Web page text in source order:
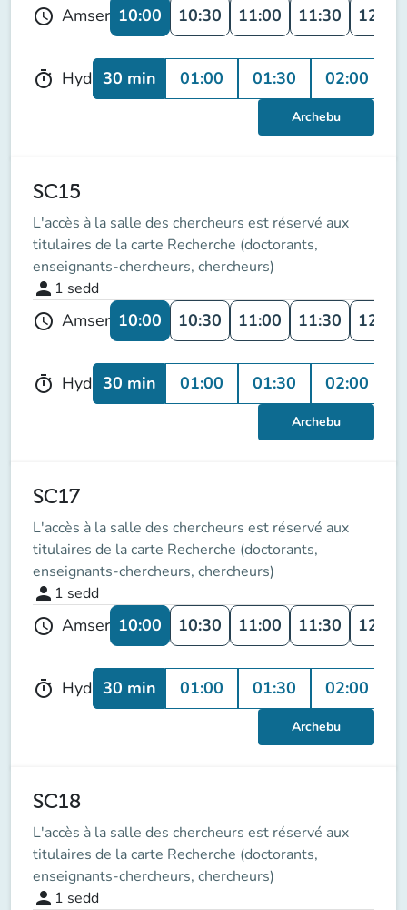
schedule Amser 10:00 10:30 11:00 11:30 12:00
timer Hyd 30 min 01:00 01:30 02:00
Archebu
SC15
L'accès à la salle des chercheurs est réservé aux
titulaires de la carte Recherche (doctorants,
enseignants-chercheurs, chercheurs)
person 1 sedd
schedule Amser 10:00 10:30 11:00 11:30 12:00
timer Hyd 30 min 01:00 01:30 02:00
Archebu
SC17
L'accès à la salle des chercheurs est réservé aux
titulaires de la carte Recherche (doctorants,
enseignants-chercheurs, chercheurs)
person 1 sedd
schedule Amser 10:00 10:30 11:00 11:30 12:00
timer Hyd 30 min 01:00 01:30 02:00
Archebu
SC18
L'accès à la salle des chercheurs est réservé aux
titulaires de la carte Recherche (doctorants,
enseignants-chercheurs, chercheurs)
person 1 sedd